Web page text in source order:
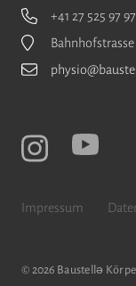
+41 27 525 97 97
Impressum
© 2026 Baustellǝ